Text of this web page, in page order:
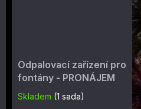
Odpalovací zařízení pro
fontány - PRONÁJEM
Skladem (1 sada)